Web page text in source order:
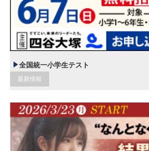
全国統一小学生テスト
最新情報